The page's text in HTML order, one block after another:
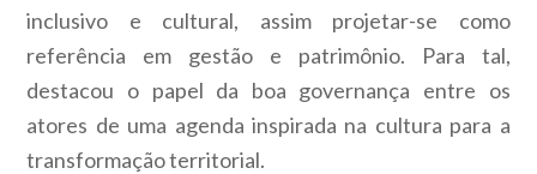
inclusivo e cultural, assim projetar-se como
referência em gestão e patrimônio. Para tal,
destacou o papel da boa governança entre os
atores de uma agenda inspirada na cultura para a
transformação territorial.